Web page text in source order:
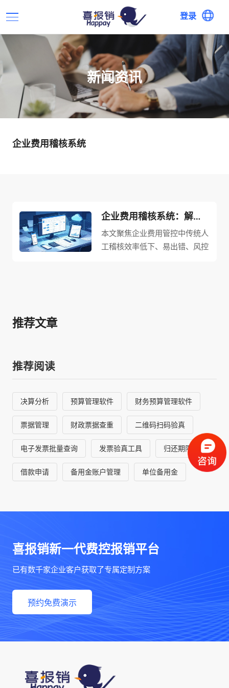
登录
新闻资讯
企业费用稽核系统
企业费用稽核系统：解决企业费用管控难题，实现财务高效合规管控！
本文聚焦企业费用管控中传统人
工稽核效率低下、易出错、风控
位、职级、部门及业务场景设置
差异化管控规则，实现预算与业
务深度绑定，并对异常费用、高
频报销、预算超支等行为自动预
警。同时自动生成费用统计与合
规分析报表，为管理层提供精准
决策支撑，助力企业实现降本增
效与精细化
推荐文章
推荐阅读
决算分析 预算管理软件 财务预算管理软件
票据管理 财政票据查重 二维码扫码验真
电子发票批量查询 发票验真工具 归还期限
借款申请 备用金账户管理 单位备用金
喜报销新一代费控报销平台
已有数千家企业客户获取了专属定制方案
预约免费演示